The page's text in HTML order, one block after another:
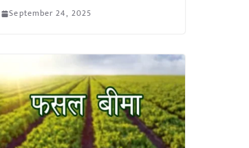
September 24, 2025